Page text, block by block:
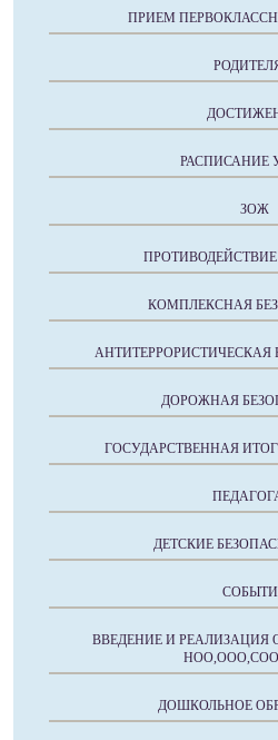
ПРИЕМ
РАСПИСАНИЕ
ЗОЖ
КОМПЛЕКСНАЯ
АНТИТЕРРОРИСТИЧЕСКАЯ
ДОРОЖНАЯ
ГОСУДАРСТВЕННАЯ
ДЕТСКИЕ
ВВЕДЕНИЕ И РЕАЛИЗАЦИЯ
ДОШКОЛЬНОЕ